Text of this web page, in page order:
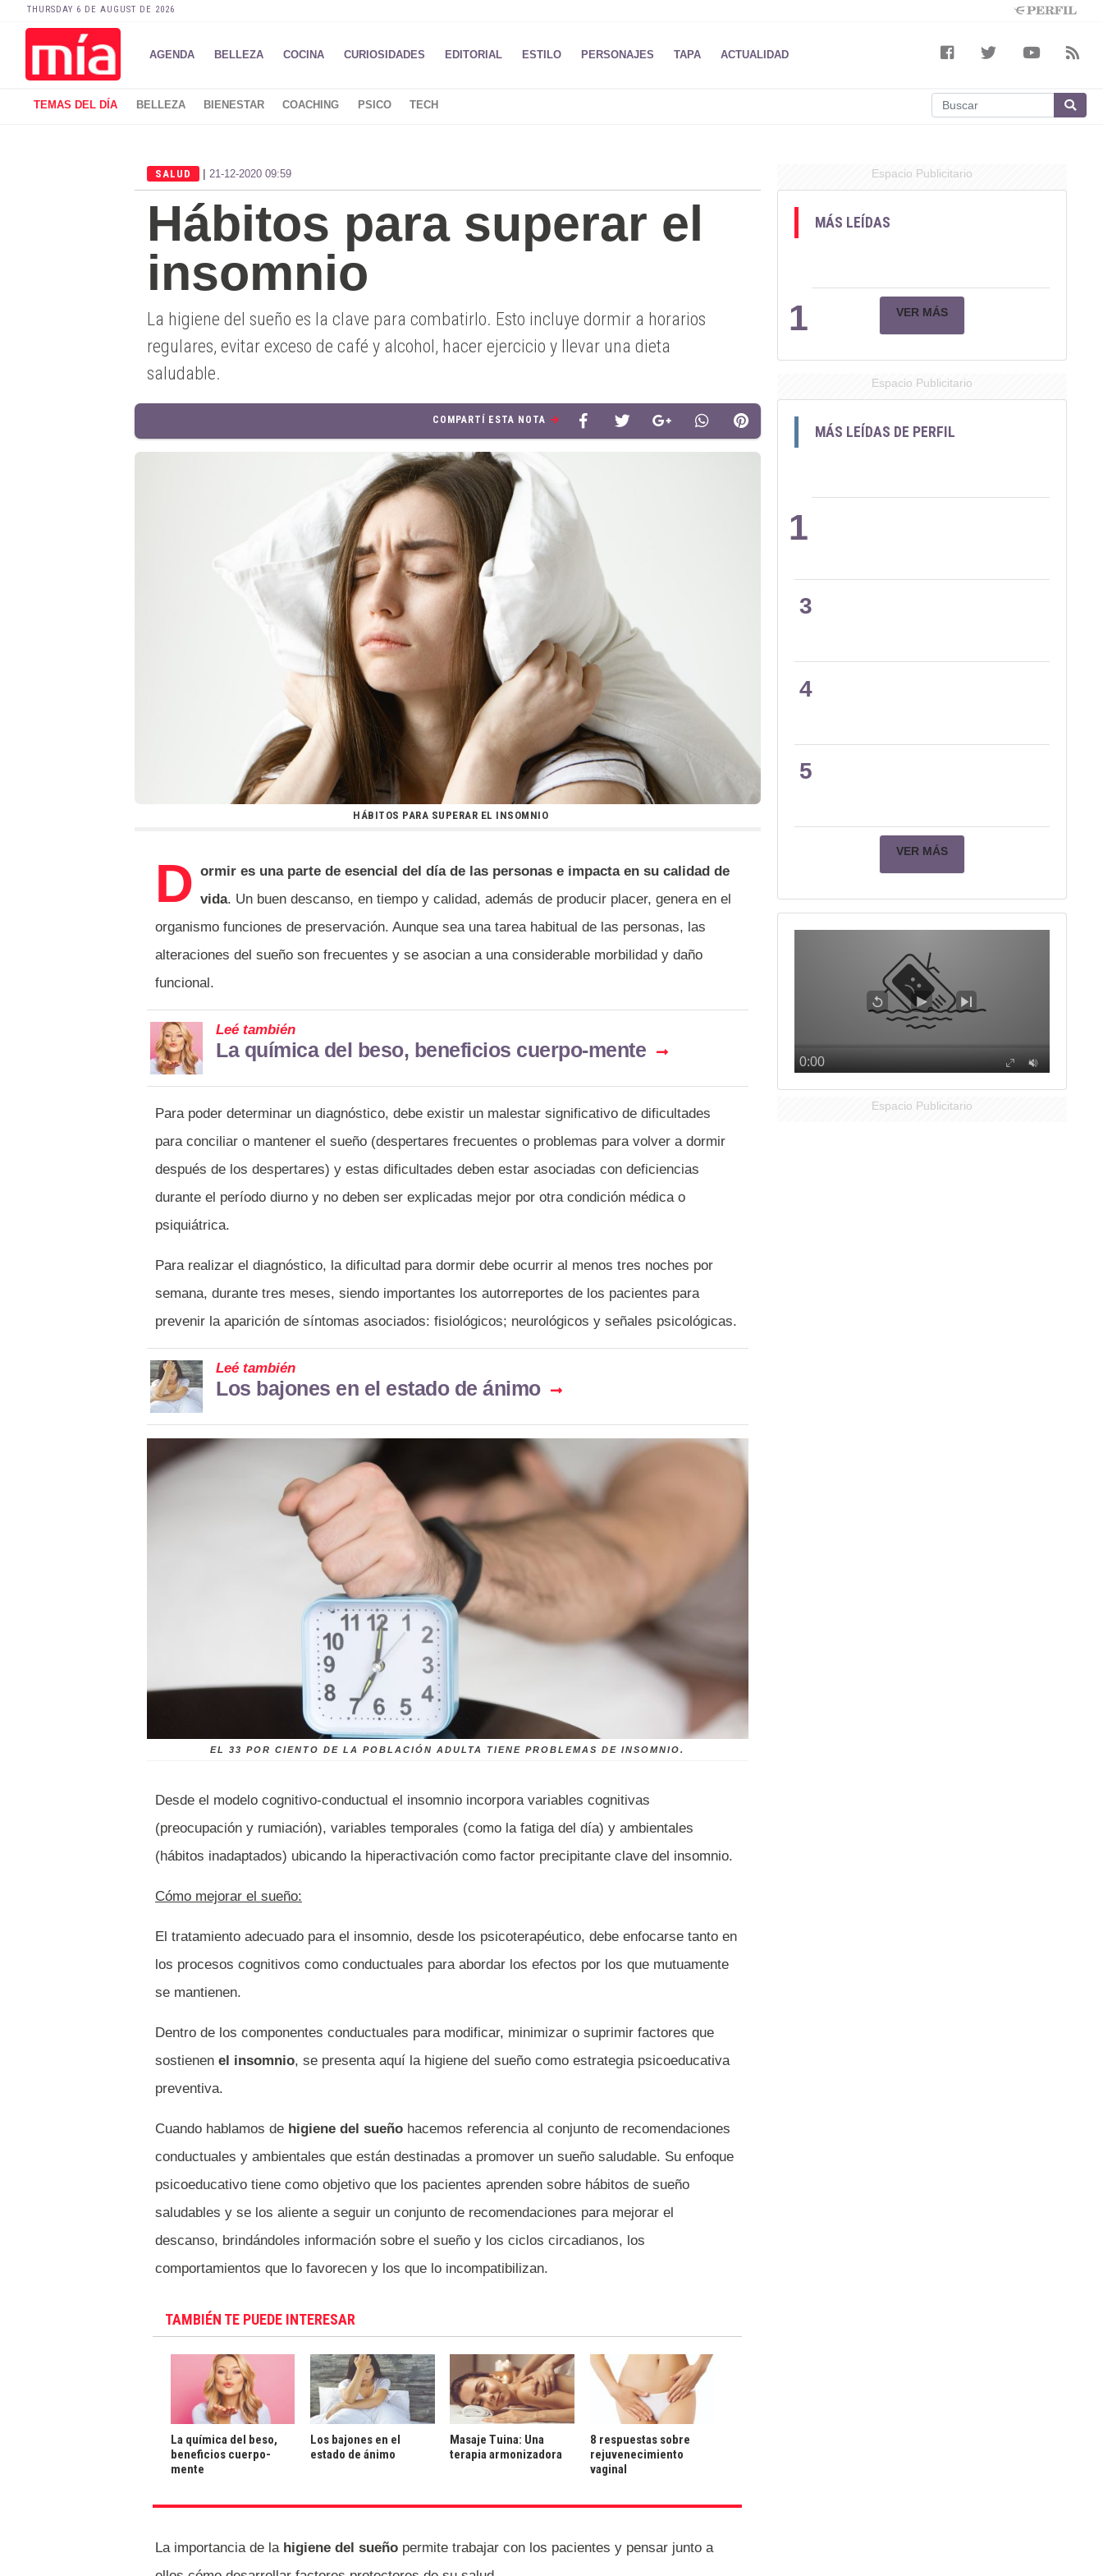
THURSDAY 6 DE AUGUST DE 2026
AGENDA BELLEZA COCINA CURIOSIDADES EDITORIAL ESTILO PERSONAJES TAPA ACTUALIDAD
TEMAS DEL DÍA BELLEZA BIENESTAR COACHING PSICO TECH
SALUD | 21-12-2020 09:59
Hábitos para superar el
insomnio
La higiene del sueño es la clave para combatirlo. Esto incluye dormir a horarios
regulares, evitar exceso de café y alcohol, hacer ejercicio y llevar una dieta
saludable.
COMPARTÍ ESTA NOTA
HÁBITOS PARA SUPERAR EL INSOMNIO
D ormir es una parte de esencial del día de las personas e impacta en su calidad de
vida. Un buen descanso, en tiempo y calidad, además de producir placer, genera en el
organismo funciones de preservación. Aunque sea una tarea habitual de las personas, las
alteraciones del sueño son frecuentes y se asocian a una considerable morbilidad y daño
funcional.
Leé también
La química del beso, beneficios cuerpo-mente
Para poder determinar un diagnóstico, debe existir un malestar significativo de dificultades
para conciliar o mantener el sueño (despertares frecuentes o problemas para volver a dormir
después de los despertares) y estas dificultades deben estar asociadas con deficiencias
durante el período diurno y no deben ser explicadas mejor por otra condición médica o
psiquiátrica.
Para realizar el diagnóstico, la dificultad para dormir debe ocurrir al menos tres noches por
semana, durante tres meses, siendo importantes los autorreportes de los pacientes para
prevenir la aparición de síntomas asociados: fisiológicos; neurológicos y señales psicológicas.
Leé también
Los bajones en el estado de ánimo
EL 33 POR CIENTO DE LA POBLACIÓN ADULTA TIENE PROBLEMAS DE INSOMNIO.
Desde el modelo cognitivo-conductual el insomnio incorpora variables cognitivas
(preocupación y rumiación), variables temporales (como la fatiga del día) y ambientales
(hábitos inadaptados) ubicando la hiperactivación como factor precipitante clave del insomnio.
Cómo mejorar el sueño:
El tratamiento adecuado para el insomnio, desde los psicoterapéutico, debe enfocarse tanto en
los procesos cognitivos como conductuales para abordar los efectos por los que mutuamente
se mantienen.
Dentro de los componentes conductuales para modificar, minimizar o suprimir factores que
sostienen el insomnio, se presenta aquí la higiene del sueño como estrategia psicoeducativa
preventiva.
Cuando hablamos de higiene del sueño hacemos referencia al conjunto de recomendaciones
conductuales y ambientales que están destinadas a promover un sueño saludable. Su enfoque
psicoeducativo tiene como objetivo que los pacientes aprenden sobre hábitos de sueño
saludables y se los aliente a seguir un conjunto de recomendaciones para mejorar el
descanso, brindándoles información sobre el sueño y los ciclos circadianos, los
comportamientos que lo favorecen y los que lo incompatibilizan.
TAMBIÉN TE PUEDE INTERESAR
La química del beso,
beneficios cuerpo-
mente
Los bajones en el
estado de ánimo
Masaje Tuina: Una
terapia armonizadora
8 respuestas sobre
rejuvenecimiento
vaginal
La importancia de la higiene del sueño permite trabajar con los pacientes y pensar junto a
Espacio Publicitario
MÁS LEÍDAS
1 VER MÁS
Espacio Publicitario
MÁS LEÍDAS DE PERFIL
1
2
3
4
5
VER MÁS
Espacio Publicitario